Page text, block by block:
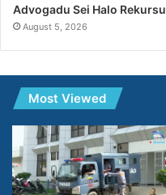
Advogadu Sei Halo Rekursu
August 5, 2026
Most Viewed